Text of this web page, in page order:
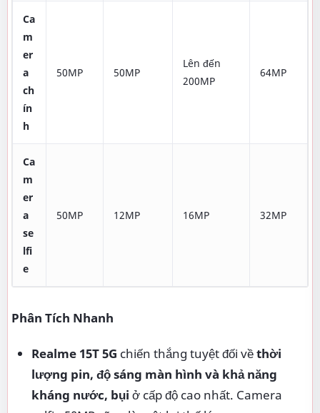
Ca
m
er
a
ch
ín
h
50MP 50MP
Lên đến
200MP
64MP
Ca
m
er
a
se
lfi
e
50MP 12MP 16MP 32MP
Phân Tích Nhanh
Realme 15T 5G chiến thắng tuyệt đối vềthời
lượng pin, độ sáng màn hình và khả năng
kháng nước, bụi ở cấp độ cao nhất. Camera